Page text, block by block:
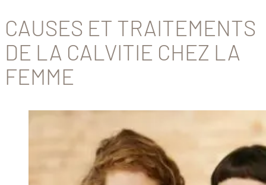
CAUSES ET TRAITEMENTS
DE LA CALVITIE CHEZ LA
FEMME